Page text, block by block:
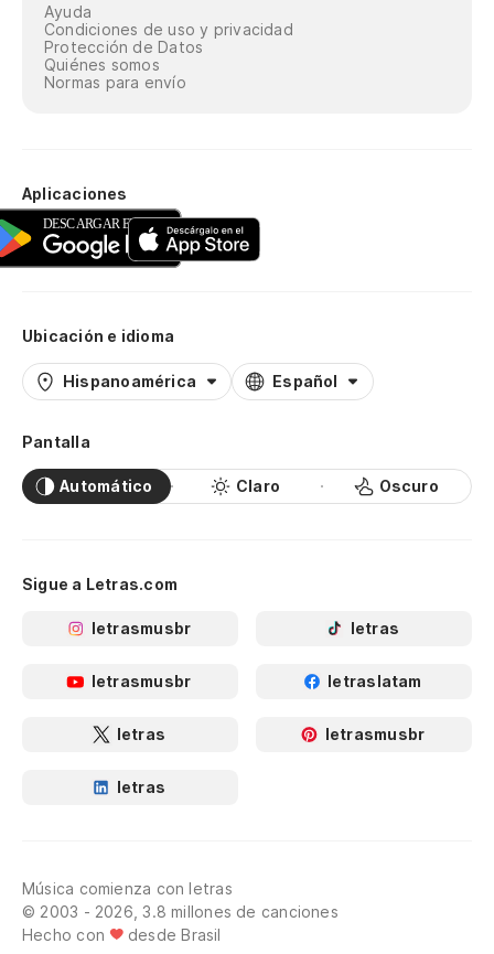
Ayuda
Condiciones de uso y privacidad
Protección de Datos
Quiénes somos
Normas para envío
Aplicaciones
Ubicación e idioma
Hispanoamérica Español
Pantalla
Automático Claro Oscuro
Sigue a Letras.com
letrasmusbr letras
letrasmusbr letraslatam
letras letrasmusbr
letras
Música comienza con letras
© 2003 - 2026, 3.8 millones de canciones
Hecho con
desde Brasil